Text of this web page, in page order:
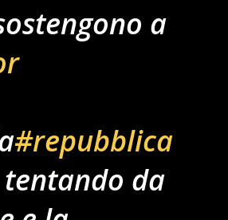
a
#repubblica
da